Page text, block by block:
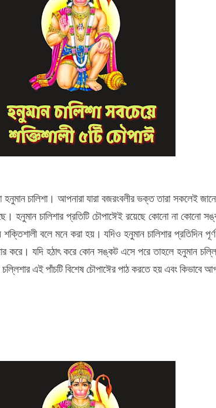
চালিশা। আপনারা যারা বজরংবলীর ভক্ত তারা সকলেই
হনুমান চালিশার প্রতিটি চৌপাঈেই রয়েছে কোনো না কোনো
বলে মনে করা হয়। যদিও হনুমান চালিশার প্রতিদিন
যদি হঠাৎ করে কোন সঙ্কট এসে পরে তাহলে হনুমান
এই পাঁচটি বিশেষ চৌপাঈের পাঠ করতে হয় এবং কিভাবে